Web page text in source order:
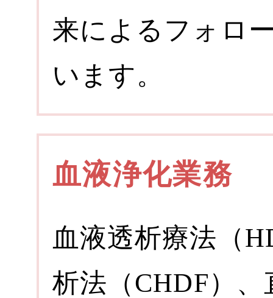
来によるフォロ
います。
血液浄化業務
血液透析療法（
析法（CHDF）